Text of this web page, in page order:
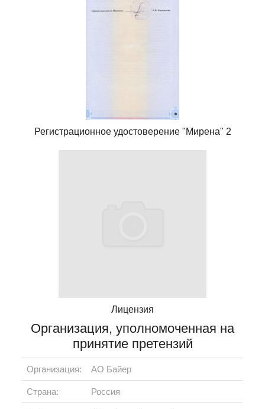
Регистрационное удостоверение "Мирена" 2
Лицензия
Организация, уполномоченная на
принятие претензий
Организация: АО Байер
Страна: Россия